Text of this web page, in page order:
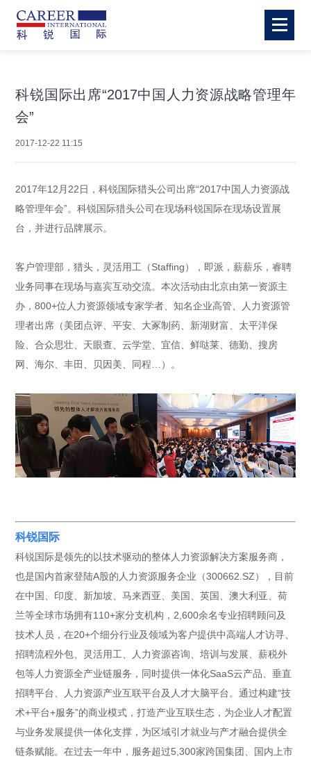
科锐国际出席“2017中国人力资源战略管理年
会”
2017-12-22 11:15
2017年12月22日，科锐国际猎头公司出席“2017中国人力资源战
略管理年会”。科锐国际猎头公司在现场科锐国际在现场设置展
台，并进行品牌展示。
客户管理部，猎头，灵活用工（Staffing），即派，薪薪乐，睿聘
业务同事在现场与嘉宾互动交流。本次活动由北京由第一资源主
办，800+位人力资源领域专家学者、知名企业高管、人力资源管
理者出席（美团点评、平安、大冢制药、新湖财富、太平洋保
险、合众思壮、天眼查、云学堂、宜信、鲜哒莱、德勤、搜房
网、海尔、丰田、贝因美、同程…）。
科锐国际
科锐国际是领先的以技术驱动的整体人力资源解决方案服务商，
也是国内首家登陆A股的人力资源服务企业（300662.SZ），目前
在中国、印度、新加坡、马来西亚、美国、英国、澳大利亚、荷
兰等全球市场拥有110+家分支机构，2,600余名专业招聘顾问及
技术人员，在20+个细分行业及领域为客户提供中高端人才访寻、
招聘流程外包、灵活用工、人力资源咨询、培训与发展、薪税外
包等人力资源全产业链服务，同时提供一体化SaaS云产品、垂直
招聘平台、人力资源产业互联平台及人才大脑平台。通过构建“技
术+平台+服务”的商业模式，打造产业互联生态，为企业人才配置
与业务发展提供一体化支撑，为区域引才就业与产才融合提供全
链条赋能。在过去一年中，服务超过5,300家跨国集团、国内上市